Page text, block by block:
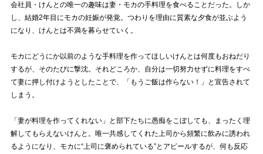
会社員・けんとの唯一の趣味は妻・モカの手料理を食べることだった。しか
し、結婚2年目にモカの妊娠が発覚。つわりを理由に質素な夕食が並ぶよう
になり、けんとは不満を募らせていく。
モカにどうにか以前のような手料理を作ってほしいけんとは何度もおねだり
するが、そのたびに撃沈。それどころか、自分は一切努力せずに料理をすべ
て妻に押し付けようとしたことで、「もうご飯は作らない！」と宣告されて
しまう。
「妻が料理を作ってくれない」と部下たちに愚痴をこぼしても、まったく理
解してもらえないけんと。唯一共感してくれた上司から頻繁に飲みに誘われ
るようになり、モカに“上司に褒められている”とアピールするが、何も反応